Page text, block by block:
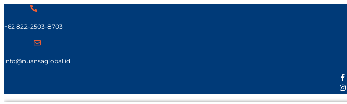
+62 822-2503-8703
info@nuansaglobal.id